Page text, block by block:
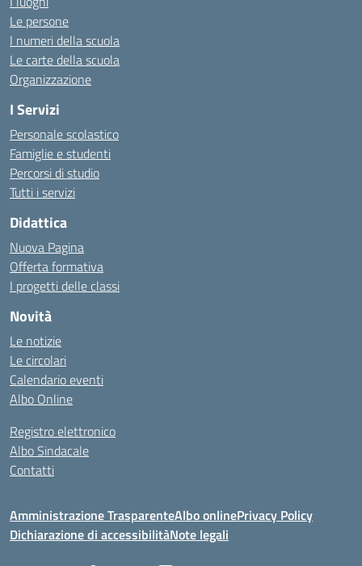
Le persone
I numeri della scuola
Le carte della scuola
Organizzazione
I Servizi
Personale scolastico
Famiglie e studenti
Percorsi di studio
Tutti i servizi
Didattica
Nuova Pagina
Offerta formativa
I progetti delle classi
Novità
Le notizie
Le circolari
Calendario eventi
Albo Online
Registro elettronico
Albo Sindacale
Contatti
Amministrazione TrasparenteAlbo onlinePrivacy Policy
Dichiarazione di accessibilitàNote legali